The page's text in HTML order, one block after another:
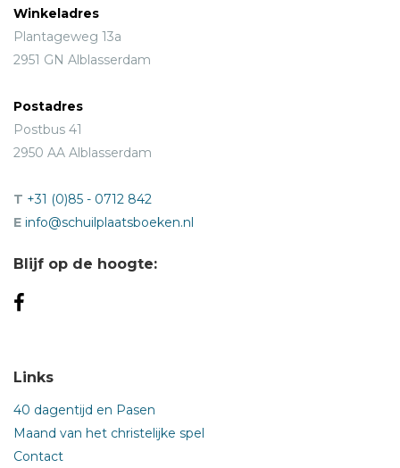
Winkeladres
Plantageweg 13a
2951 GN Alblasserdam
Postadres
Postbus 41
2950 AA Alblasserdam
T +31 (0)85 - 0712 842
E info@schuilplaatsboeken.nl
Blijf op de hoogte:
Links
40 dagentijd en Pasen
Maand van het christelijke spel
Contact